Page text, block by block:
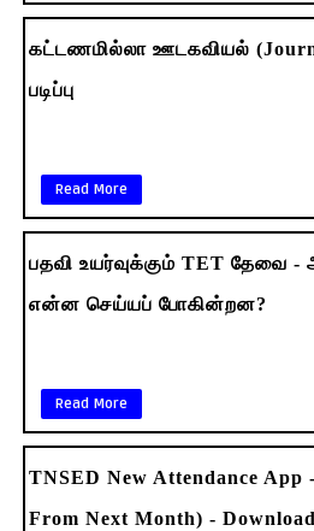
கட்டணமில்லா ஊடகவியல்
படிப்பு
Read More
பதவி உயர்வுக்கும் TET தேவை -
என்ன செய்யப் போகின்றன?
Read More
TNSED New Attendance App
From Next Month) -